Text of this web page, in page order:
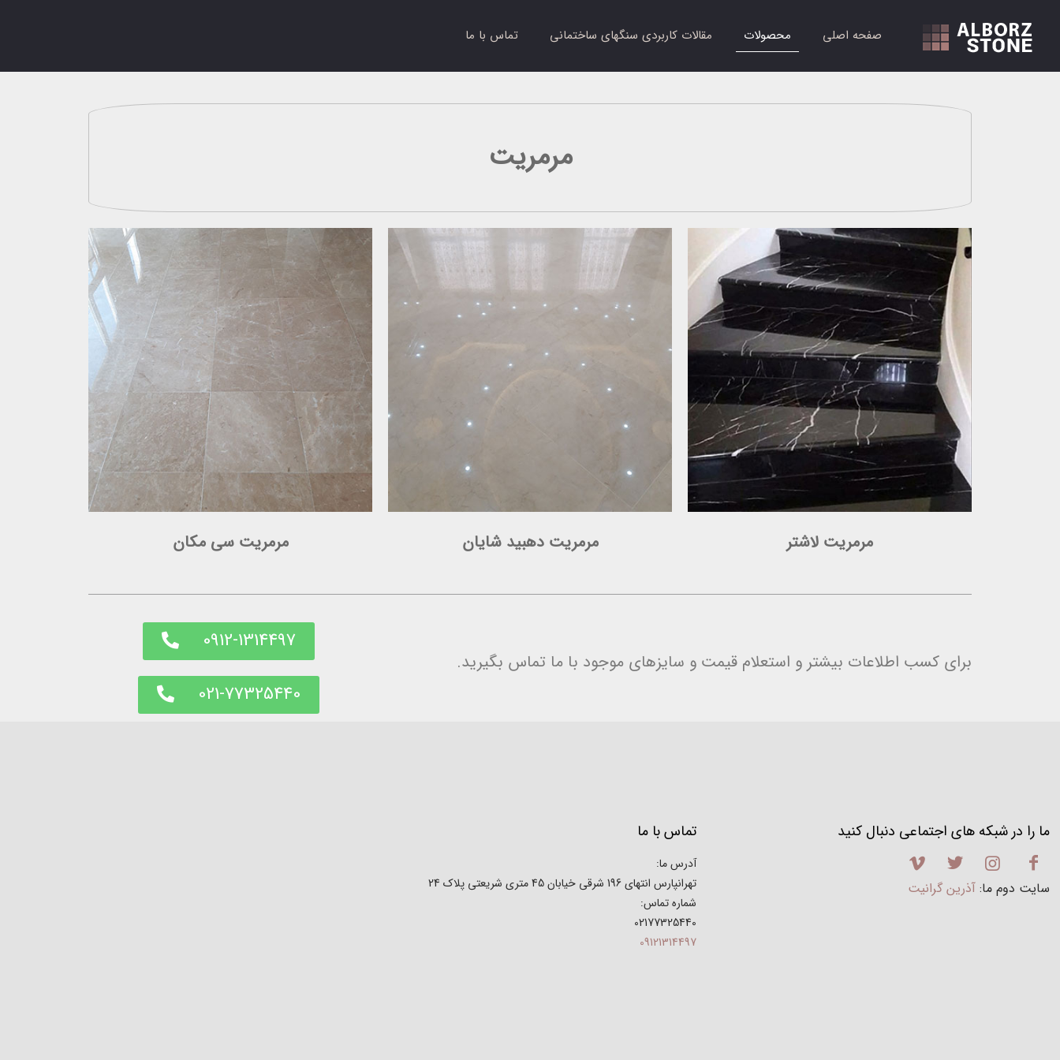
صفحه اصلی محصولات مقالات کاربردی سنگهای ساختمانی تماس با ما
مرمریت
مرمریت لاشتر مرمریت دهبید شایان مرمریت سی مکان
برای کسب اطلاعات بیشتر و استعلام قیمت و سایزهای موجود با ما تماس بگیرید.
0912-1314497
021-77325440
ما را در شبکه های اجتماعی دنبال کنید
سایت دوم ما:آذرین گرانیت
تماس با ما
آدرس ما:
تهرانپارس انتهای 196 شرقی خیابان 45 متری شریعتی پلاک 24
شماره تماس:
02177325440
09121314497